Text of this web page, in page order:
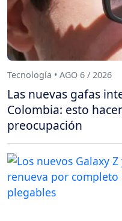
Tecnología • AGO 6 / 2026
Las nuevas gafas
Colombia: esto
preocupación